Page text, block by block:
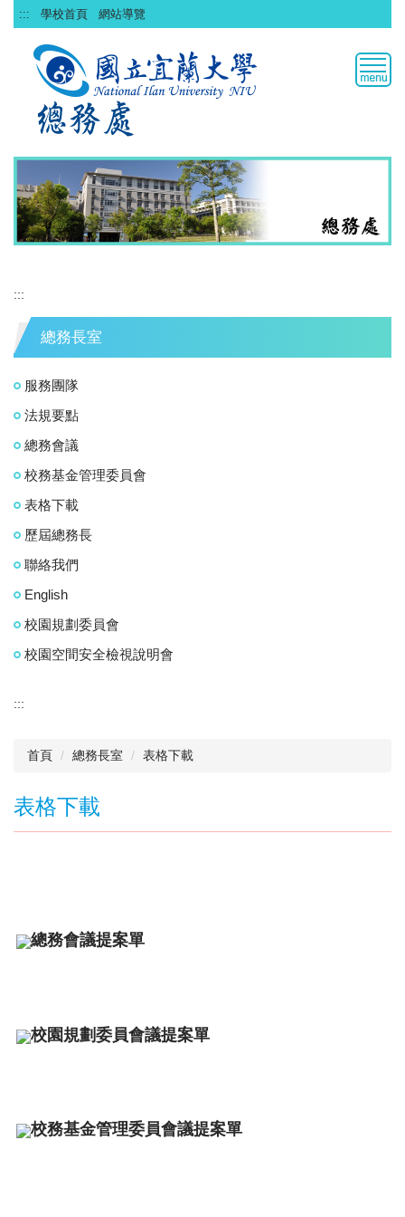
跳
到
::: 學校首頁 網站導覽
:::
總務長室
服務團隊
法規要點
總務會議
校務基金管理委員會
表格下載
歷屆總務長
聯絡我們
English
校園規劃委員會
校園空間安全檢視說明會
:::
首頁 總務長室 表格下載
表格下載
總務會議提案單
校園規劃委員會議提案單
校務基金管理委員會議提案單